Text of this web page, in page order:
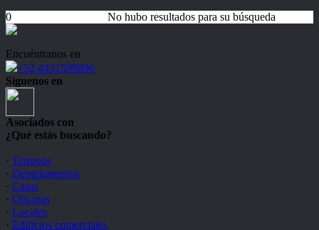
No hubo resultados para su búsqueda
0
Encuéntranos en
+52 4431599896
Síguenos en
Asociados con
¿Qué estás buscando?
· Terrenos
· Departamentos
· Casas
· Oficinas
· Locales
· Edificios comerciales